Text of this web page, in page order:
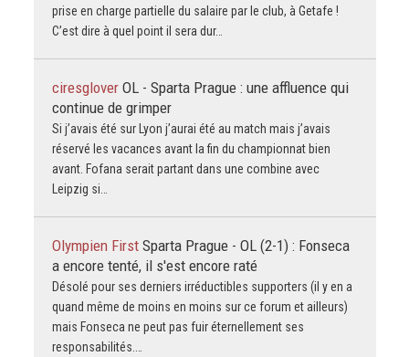
prise en charge partielle du salaire par le club, à Getafe !
C’est dire à quel point il sera dur…
ciresglover OL - Sparta Prague : une affluence qui
continue de grimper
Si j’avais été sur Lyon j’aurai été au match mais j’avais
réservé les vacances avant la fin du championnat bien
avant. Fofana serait partant dans une combine avec
Leipzig si…
Olympien First Sparta Prague - OL (2-1) : Fonseca
a encore tenté, il s'est encore raté
Désolé pour ses derniers irréductibles supporters (il y en a
quand même de moins en moins sur ce forum et ailleurs)
mais Fonseca ne peut pas fuir éternellement ses
responsabilités.…